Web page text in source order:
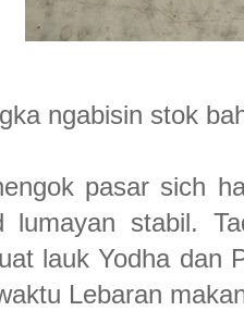
ngabisin stok
pasar sich
lumayan stabil.
lauk Yodha dan
Lebaran